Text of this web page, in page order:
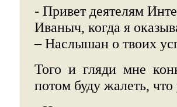
- Привет деятелям
Иваныч, когда я
– Наслышан о твоих
Того и гляди мне
потом буду жалеть,